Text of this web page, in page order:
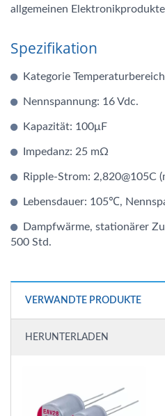
allgemeinen
Spezifikation
Kategorie
Nennspannung: 16 Vdc.
Kapazität: 100μF
Impedanz: 25 mΩ
Ripple-Strom: 2,820@105C
Lebensdauer: 105℃,
Dampfwärme, stationärer
500 Std.
VERWANDTE PRODUKTE
HERUNTERLADEN